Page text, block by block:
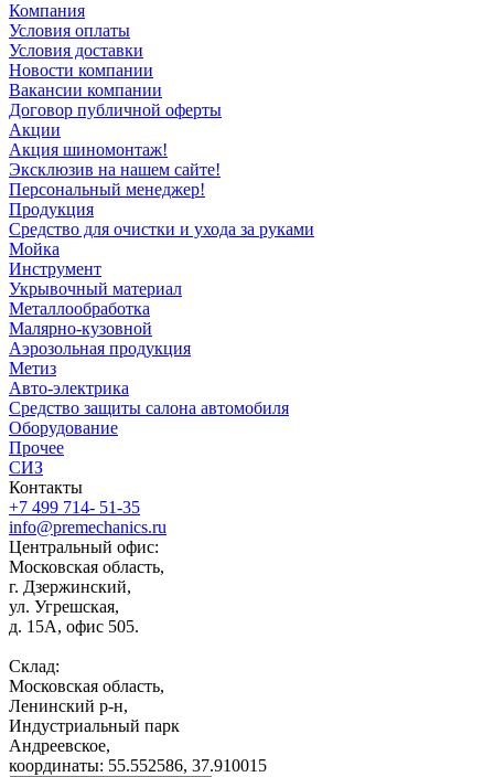
Компания
Условия оплаты
Условия доставки
Новости компании
Вакансии компании
Договор публичной оферты
Акции
Акция шиномонтаж!
Эксклюзив на нашем сайте!
Персональный менеджер!
Продукция
Средство для очистки и ухода за руками
Мойка
Инструмент
Укрывочный материал
Металлообработка
Малярно-кузовной
Аэрозольная продукция
Метиз
Авто-электрика
Средство защиты салона автомобиля
Оборудование
Прочее
СИЗ
Контакты
+7 499 714- 51-35
info@premechanics.ru
Центральный офис:
Московская область,
г. Дзержинский,
ул. Угрешская,
д. 15А, офис 505.
Склад:
Московская область,
Ленинский р-н,
Индустриальный парк
Андреевское,
координаты: 55.552586, 37.910015